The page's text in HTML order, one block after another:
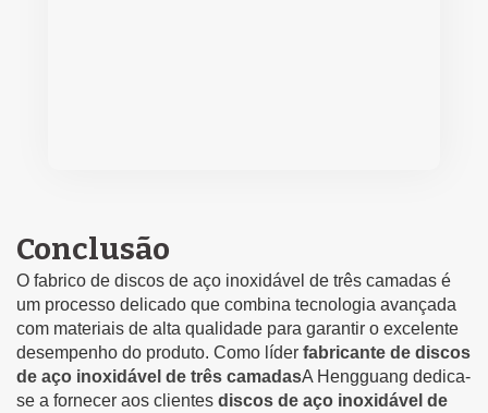
Conclusão
O fabrico de discos de aço inoxidável de três camadas é
um processo delicado que combina tecnologia avançada
com materiais de alta qualidade para garantir o excelente
desempenho do produto. Como líder fabricante de discos
de aço inoxidável de três camadasA Hengguang dedica-
se a fornecer aos clientes discos de aço inoxidável de